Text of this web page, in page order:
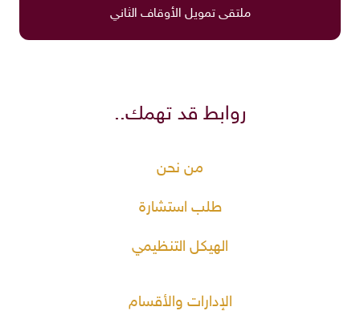
ملتقى تمويل الأوقاف الثاني
روابط قد تهمك..
من نحن
طلب استشارة
الهيكل التنظيمي
الإدارات والأقسام